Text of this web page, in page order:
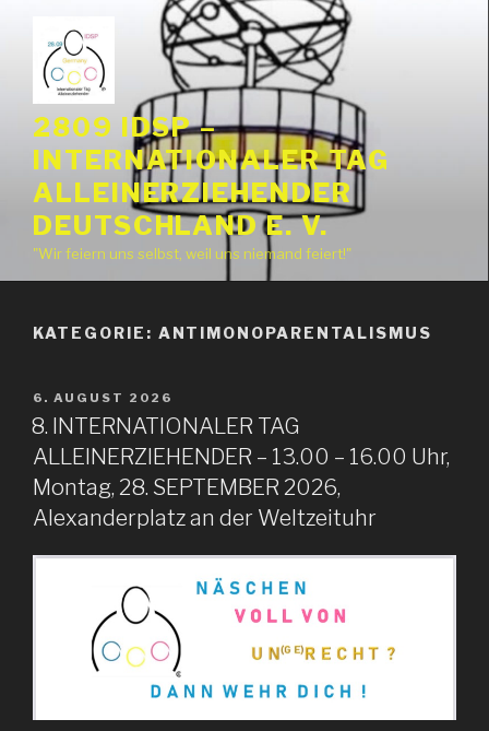
springen
2809 IDSP –
INTERNATIONALER TAG
ALLEINERZIEHENDER
DEUTSCHLAND E. V.
"Wir feiern uns selbst, weil uns niemand feiert!"
KATEGORIE: ANTIMONOPARENTALISMUS
VERÖFFENTLICHT
AM
6. AUGUST 2026
8. INTERNATIONALER TAG
ALLEINERZIEHENDER – 13.00 – 16.00 Uhr,
Montag, 28. SEPTEMBER 2026,
Alexanderplatz an der Weltzeituhr